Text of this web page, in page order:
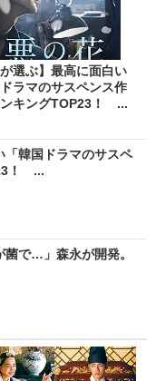
が選ぶ】最高に面白い
ドラマのサスペンス作
キングTOP23！ ...
「韓国ドラマのサスペ
！ ...
菌で…」森永が開発。